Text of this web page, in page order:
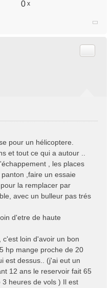
0 x
pour un hélicoptere.
et tout ce qui a autour ..
, les places
,faire un essaie
la remplacer par
avec un bulleur pas trés
d'etre de haute
loin d'avoir un bon
hp mange proche de 20
est dessus.. (j'ai eut un
12 ans le reservoir fait 65
heures de vols ) Il est